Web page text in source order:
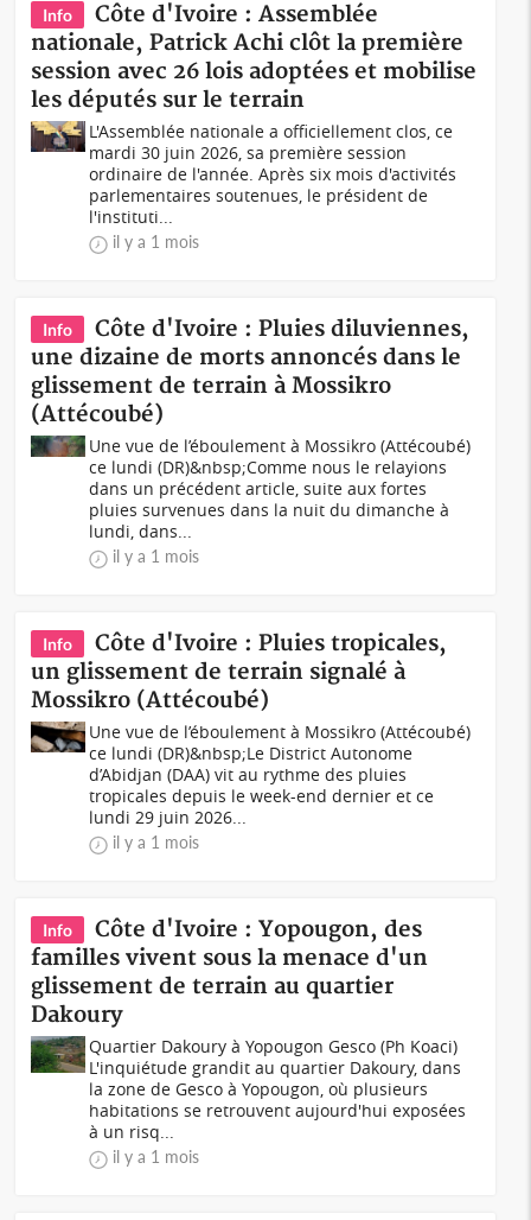
Info
Côte d'Ivoire : Assemblée
nationale, Patrick Achi clôt la première
session avec 26 lois adoptées et mobilise
les députés sur le terrain
L'Assemblée nationale a officiellement clos, ce
mardi 30 juin 2026, sa première session
ordinaire de l'année. Après six mois d'activités
parlementaires soutenues, le président de
l'instituti...
il y a 1 mois
Info
Côte d'Ivoire : Pluies diluviennes,
une dizaine de morts annoncés dans le
glissement de terrain à Mossikro
(Attécoubé)
Une vue de l’éboulement à Mossikro (Attécoubé)
ce lundi (DR)&nbsp;Comme nous le relayions
dans un précédent article, suite aux fortes
pluies survenues dans la nuit du dimanche à
lundi, dans...
il y a 1 mois
Info
Côte d'Ivoire : Pluies tropicales,
un glissement de terrain signalé à
Mossikro (Attécoubé)
Une vue de l’éboulement à Mossikro (Attécoubé)
ce lundi (DR)&nbsp;Le District Autonome
d’Abidjan (DAA) vit au rythme des pluies
tropicales depuis le week-end dernier et ce
lundi 29 juin 2026...
il y a 1 mois
Info
Côte d'Ivoire : Yopougon, des
familles vivent sous la menace d'un
glissement de terrain au quartier
Dakoury
Quartier Dakoury à Yopougon Gesco (Ph Koaci)
L'inquiétude grandit au quartier Dakoury, dans
la zone de Gesco à Yopougon, où plusieurs
habitations se retrouvent aujourd'hui exposées
à un risq...
il y a 1 mois